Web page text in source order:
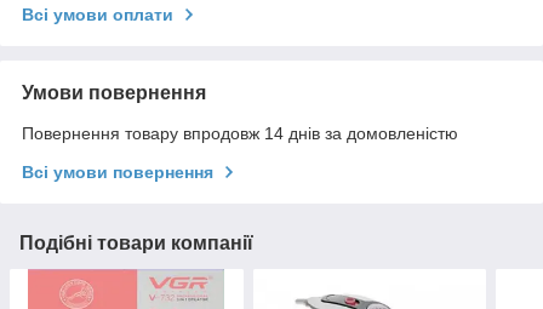
Всі умови оплати
Умови повернення
Повернення товару впродовж 14 днів за домовленістю
Всі умови повернення
Подібні товари компанії